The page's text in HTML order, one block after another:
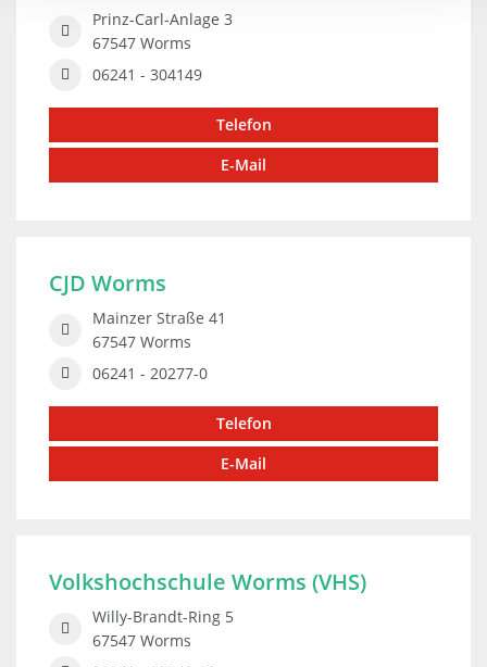
Prinz-Carl-Anlage 3
67547 Worms
06241 - 304149
Telefon
E-Mail
CJD Worms
Mainzer Straße 41
67547 Worms
06241 - 20277-0
Telefon
E-Mail
Volkshochschule Worms (VHS)
Willy-Brandt-Ring 5
67547 Worms